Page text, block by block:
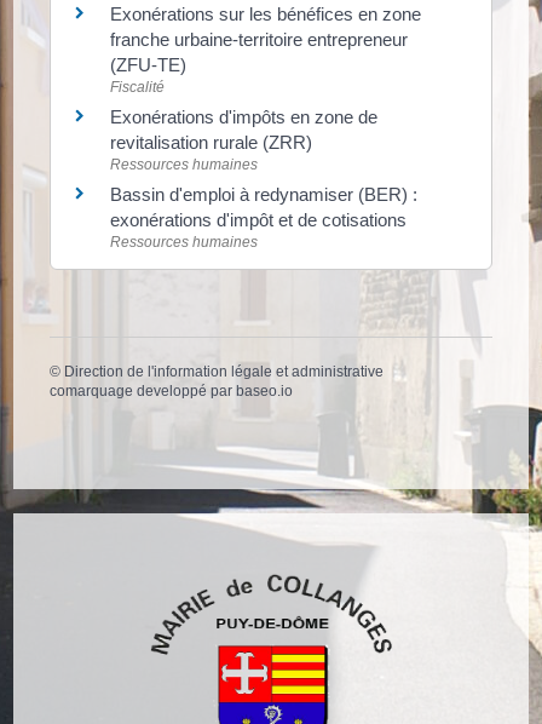
Exonérations sur les bénéfices en zone
franche urbaine-territoire entrepreneur
(ZFU-TE)
Fiscalité
Exonérations d'impôts en zone de
revitalisation rurale (ZRR)
Ressources humaines
Bassin d'emploi à redynamiser (BER) :
exonérations d'impôt et de cotisations
Ressources humaines
© Direction de l'information légale et administrative
comarquage developpé par baseo.io